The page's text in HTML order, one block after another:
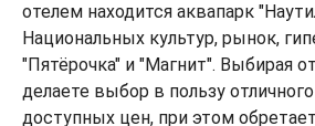
отелем находится аквапарк
Национальных культур, рынок,
"Пятёрочка" и "Магнит". Выбирая
делаете выбор в пользу
доступных цен, при этом